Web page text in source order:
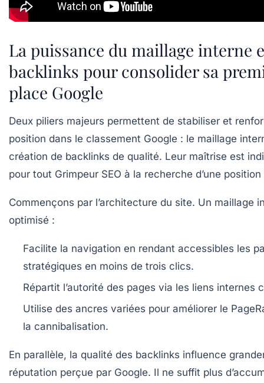
La puissance du maillage interne
backlinks pour consolider sa
place Google
Deux piliers majeurs permettent de stabiliser et
position dans le classement Google : le maillage
création de backlinks de qualité. Leur maîtrise est
pour tout Grimpeur SEO à la recherche d’une
Commençons par l’architecture du site. Un maillage
optimisé :
Facilite la navigation en rendant accessibles les
stratégiques en moins de trois clics.
Répartit l’autorité des pages via les liens internes
Utilise des ancres variées pour améliorer le
la cannibalisation.
En parallèle, la qualité des backlinks influence
réputation perçue par Google. Il ne suffit plus